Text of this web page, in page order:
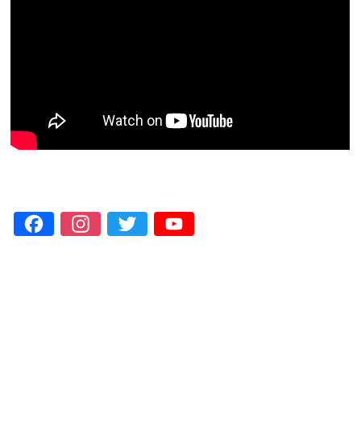
Facebook
Instagram
Twitter